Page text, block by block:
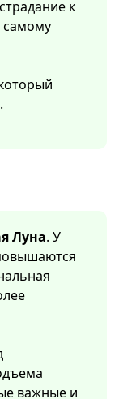
к
самому
Луна. У
важные и